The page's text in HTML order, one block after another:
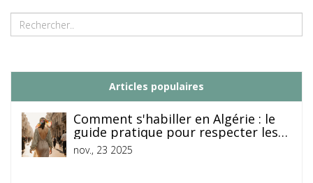
Articles populaires
Comment s'habiller en Algérie : le
guide pratique pour respecter les
codes locaux
nov., 23 2025